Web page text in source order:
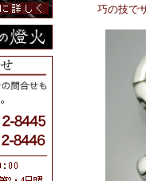
巧の技で